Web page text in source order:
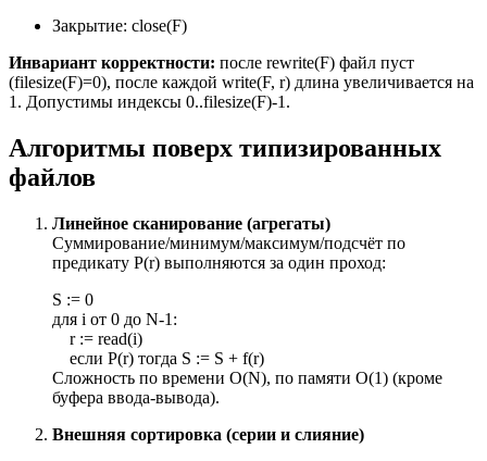
Закрытие: close(F)
Инвариант корректности: после rewrite(F) файл пуст
(filesize(F)=0), после каждой write(F, r) длина увеличивается на
1. Допустимы индексы 0..filesize(F)-1.
Алгоритмы поверх типизированных
файлов
Линейное сканирование (агрегаты)
Суммирование/минимум/максимум/подсчёт по
предикату P(r) выполняются за один проход:
S := 0
для i от 0 до N-1:
r := read(i)
если P(r) тогда S := S + f(r)
Сложность по времени O(N), по памяти O(1) (кроме
буфера ввода-вывода).
Внешняя сортировка (серии и слияние)